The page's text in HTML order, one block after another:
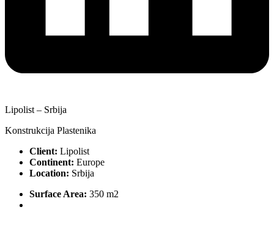
Lipolist – Srbija
Konstrukcija Plastenika
Client: Lipolist
Continent: Europe
Location: Srbija
Surface Area: 350 m2